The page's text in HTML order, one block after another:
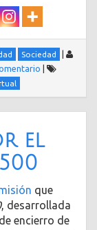
Sociedad
|
|
el
que
, desarrollada
encierro de